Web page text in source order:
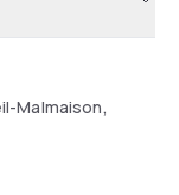
Malmaison,